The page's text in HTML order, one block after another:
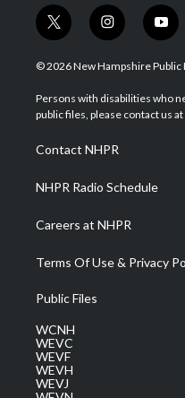
t
w
i
t
e
i
n
s
a
g
a
m
y
o
u
u
b
© 2026 New Hampshire Public
Persons with disabilities who
public files, please contact us
Contact NHPR
NHPR Radio Schedule
Careers at NHPR
Terms Of Use & Privacy
Public Files
WCNH
WEVC
WEVF
WEVH
WEVJ